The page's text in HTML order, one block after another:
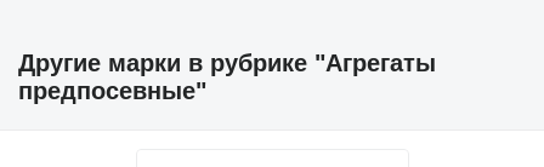
Другие марки в рубрике "Агрегаты
предпосевные"